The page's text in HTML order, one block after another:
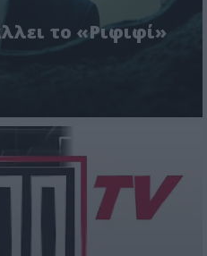
το «Ριφιφί»